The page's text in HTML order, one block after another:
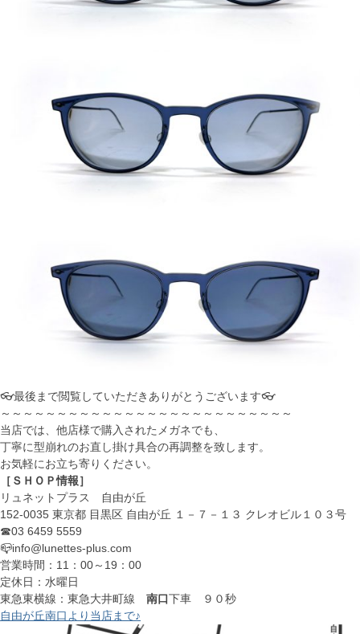
👓最後まで閲覧していただきありがとうございます👓
～～～～～～～～～～～～～～～～～～～～～～～～～～
当店では、他店様で購入されたメガネでも、
丁寧に型崩れのお直し掛け具合の再調整を致します。
お気軽にお立ち寄りください。
［ＳＨＯＰ情報］
リュネットプラス 自由が丘
152-0035 東京都 目黒区 自由が丘 １－７－１３ クレオビル１０３号
☎03 6459 5559
📪info@lunettes-plus.com
営業時間：11：00～19：00
定休日：水曜日
東急東横線：東急大井町線 南口下車 ９０秒
自由が丘南口より当店まで♪